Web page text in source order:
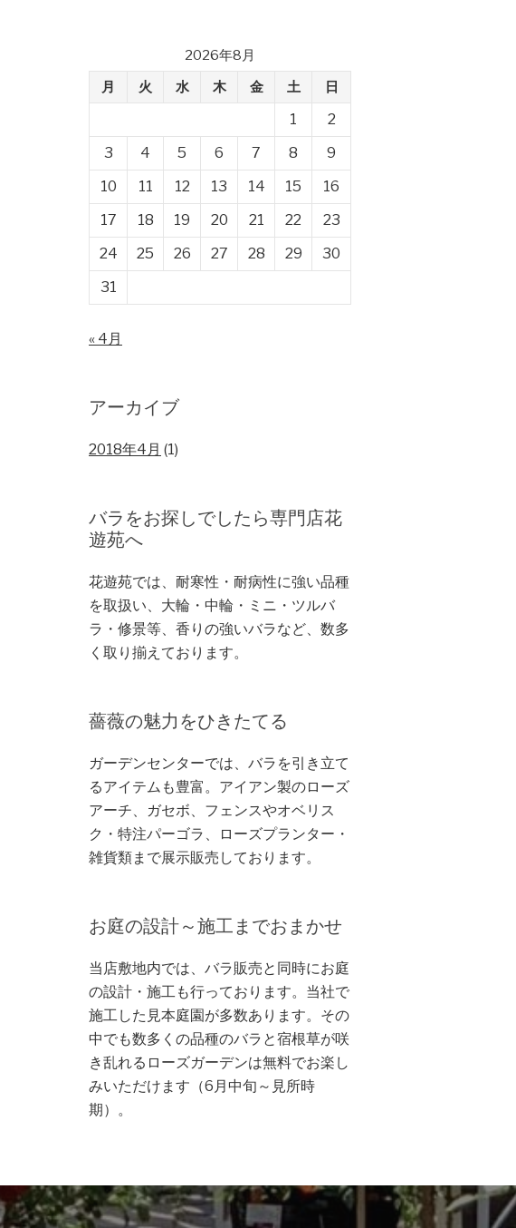
2026年8月
月
火 水 木 金 土 日
1
2
3
4 5 6 7 8
9
10
11 12 13 14 15
16
17
18 19 20 21 22
23
24
25 26 27 28 29
30
31
« 4月
アーカイブ
2018年4月 (1)
バラをお探しでしたら専門店花
遊苑へ
花遊苑では、耐寒性・耐病性に強い品種
を取扱い、大輪・中輪・ミニ・ツルバ
ラ・修景等、香りの強いバラなど、数多
く取り揃えております。
薔薇の魅力をひきたてる
ガーデンセンターでは、バラを引き立て
るアイテムも豊富。アイアン製のローズ
アーチ、ガセボ、フェンスやオベリス
ク・特注パーゴラ、ローズプランター・
雑貨類まで展示販売しております。
お庭の設計～施工までおまかせ
当店敷地内では、バラ販売と同時にお庭
の設計・施工も行っております。当社で
施工した見本庭園が多数あります。その
中でも数多くの品種のバラと宿根草が咲
き乱れるローズガーデンは無料でお楽し
みいただけます（6月中旬～見所時
期）。